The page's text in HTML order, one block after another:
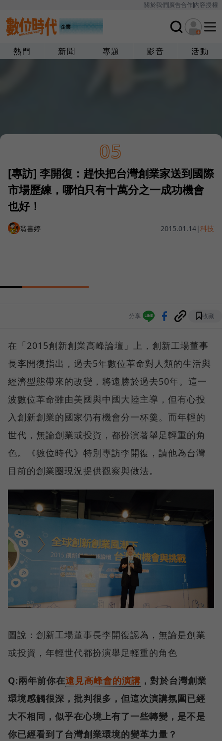
關於我們廣告合作內容授權
熱門 新聞 專題 影音 活動
05
[專訪] 李開復：趕快把台灣創業家送到國際
市場歷練，哪怕只有十萬分之一成功機會
也好！
翁書婷 2015.01.14|科技
分享 收藏
在「2015創新創業高峰論壇」上，創新工場董事
長李開復指出，過去5年數位革命對人類的生活與
經濟型態帶來的改變，將遠勝於過去50年。這一
波數位革命雖由美國與中國大陸主導，但有心投
入創新創業的國家仍有機會分一杯羹。而年輕的
世代，無論創業或投資，都扮演著舉足輕重的角
色。《數位時代》特別專訪李開復，請他為台灣
目前的創業圈現況提供觀察與做法。
圖說：創新工場董事長李開復認為，無論是創業
或投資，年輕世代都扮演舉足輕重的角色
Q:兩年前你在遠見高峰會的演講 ，對於台灣創業
環境感觸很深，批判很多，但這次演講氛圍已經
大不相同，似乎在心境上有了一些轉變，是不是
你已經看到了台灣創業環境的變革力量？